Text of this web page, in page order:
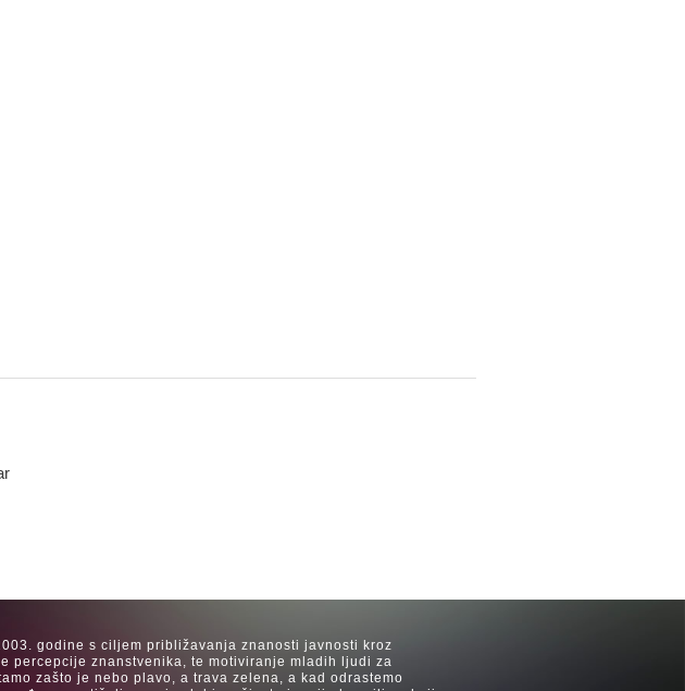
godine s ciljem približavanja znanosti javnosti kroz
percepcije znanstvenika, te motiviranje mladih ljudi za
zašto je nebo plavo, a trava zelena, a kad odrastemo